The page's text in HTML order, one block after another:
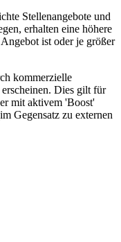
Stellenangebote und
erhalten eine höhere
ist oder je größer
kommerzielle
Dies gilt für
mit aktivem 'Boost'
Gegensatz zu externen